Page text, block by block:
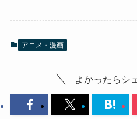
アニメ・漫画
よかったらシ